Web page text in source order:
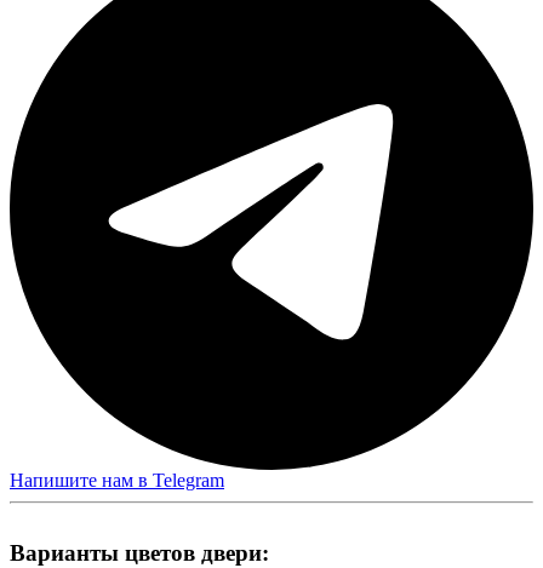
Напишите нам в Telegram
Варианты цветов двери: